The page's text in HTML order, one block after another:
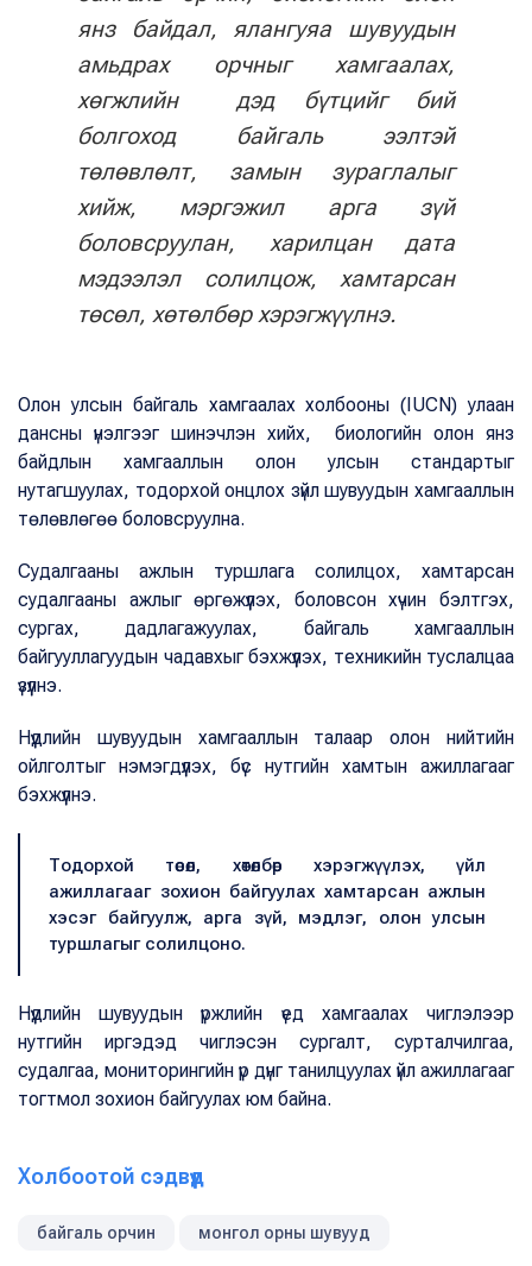
янз байдал, ялангуяа шувуудын
амьдрах орчныг хамгаалах,
хөгжлийн дэд бүтцийг бий
болгоход байгаль ээлтэй
төлөвлөлт, замын зураглалыг
хийж, мэргэжил арга зүй
боловсруулан, харилцан дата
мэдээлэл солилцож, хамтарсан
төсөл, хөтөлбөр хэрэгжүүлнэ.
Олон улсын байгаль хамгаалах холбооны (IUCN) улаан
дансны үнэлгээг шинэчлэн хийх, биологийн олон янз
байдлын хамгааллын олон улсын стандартыг
нутагшуулах, тодорхой онцлох зүйл шувуудын хамгааллын
төлөвлөгөө боловсруулна.
Судалгааны ажлын туршлага солилцох, хамтарсан
судалгааны ажлыг өргөжүүлэх, боловсон хүчин бэлтгэх,
сургах, дадлагажуулах, байгаль хамгааллын
байгууллагуудын чадавхыг бэхжүүлэх, техникийн туслалцаа
үзүүлнэ.
Нүүдлийн шувуудын хамгааллын талаар олон нийтийн
ойлголтыг нэмэгдүүлэх, бүс нутгийн хамтын ажиллагааг
бэхжүүлнэ.
Тодорхой төсөл, хөтөлбөр хэрэгжүүлэх, үйл
ажиллагааг зохион байгуулах хамтарсан ажлын
хэсэг байгуулж, арга зүй, мэдлэг, олон улсын
туршлагыг солилцоно.
Нүүдлийн шувуудын үржлийн үед хамгаалах чиглэлээр
нутгийн иргэдэд чиглэсэн сургалт, сурталчилгаа,
судалгаа, мониторингийн үр дүнг танилцуулах үйл ажиллагааг
тогтмол зохион байгуулах юм байна.
Холбоотой сэдвүүд
байгаль орчин монгол орны шувууд